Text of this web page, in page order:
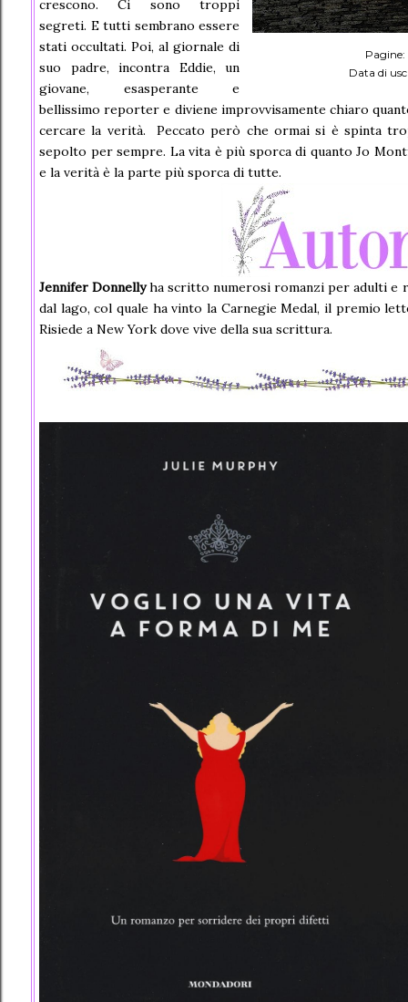
Data di
crescono. Ci sono troppi
segreti. E tutti sembrano essere
stati occultati. Poi, al giornale di
suo padre, incontra Eddie, un
giovane, esasperante e
bellissimo reporter e diviene improvvisamente chiaro
cercare la verità. Peccato però che ormai si è spinta
sepolto per sempre. La vita è più sporca di quanto Jo
e la verità è la parte più sporca di tutte.
Jennifer Donnellyha scritto numerosi romanzi per adulti e
dal lago, col quale ha vinto la Carnegie Medal, il premio
Risiede a New York dove vive della sua scrittura.